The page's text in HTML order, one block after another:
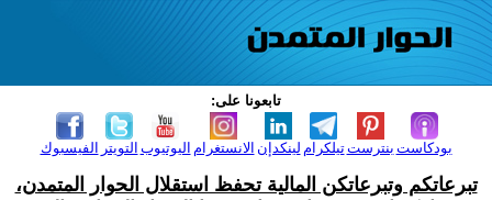
تابعونا على:
الفيسبوك التويتر اليوتيوب الانستغرام لينكدإن تيلكرامبنترست بودكاست
تبرعاتكم وتبرعاتكن المالية تحفظ استقلال الحوار المتمدن،